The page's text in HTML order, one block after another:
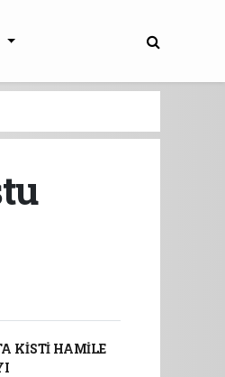
KİSTİ HAMİLE